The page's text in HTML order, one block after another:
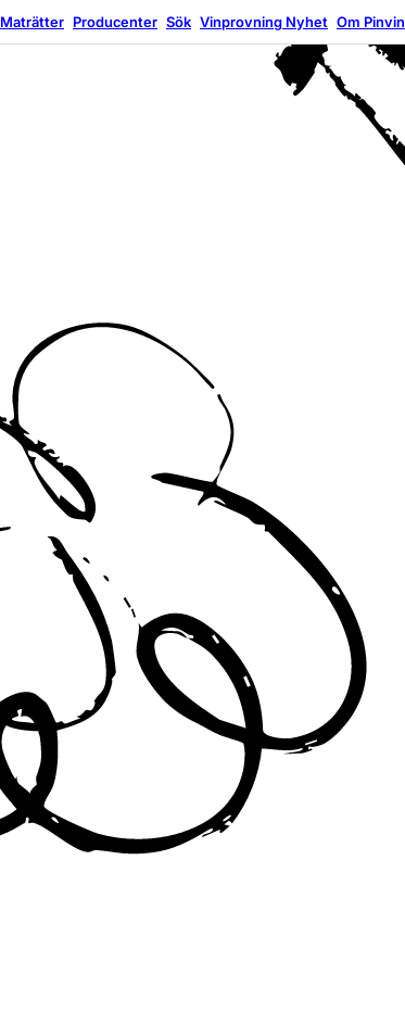
Maträtter Producenter Sök Vinprovning Nyhet Om